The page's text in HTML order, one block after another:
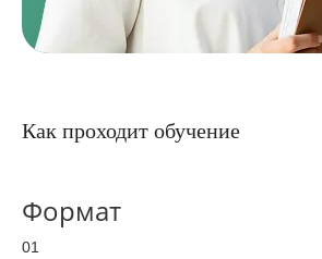
Как проходит обучение
Формат
01